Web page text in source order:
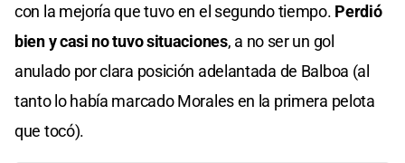
con la mejoría que tuvo en el segundo tiempo. Perdió
bien y casi no tuvo situaciones, a no ser un gol
anulado por clara posición adelantada de Balboa (al
tanto lo había marcado Morales en la primera pelota
que tocó).